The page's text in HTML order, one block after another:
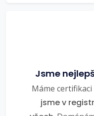
Jsme
Máme
jsme v